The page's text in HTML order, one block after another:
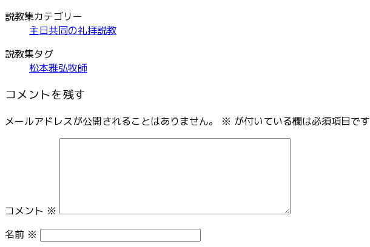
説教集カテゴリー
主日共同の礼拝説教
説教集タグ
松本雅弘牧師
コメントを残す
メールアドレスが公開されることはありません。 ※ が付いている欄は必須項目です
コメント ※
名前 ※